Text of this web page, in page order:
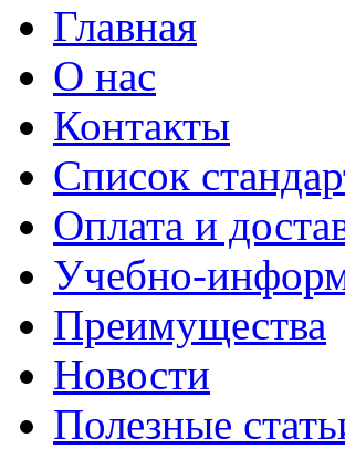
Главная
О нас
Контакты
Список
Оплата и
Учебно-
Преимущества
Новости
Полезные